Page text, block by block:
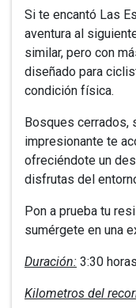
Si te encantó Las
aventura al
similar, pero con
diseñado para
condición física.
Bosques cerrados,
impresionante te
ofreciéndote un
disfrutas del
Pon a prueba tu
sumérgete en una
Duración: 3:30
Kilometros del